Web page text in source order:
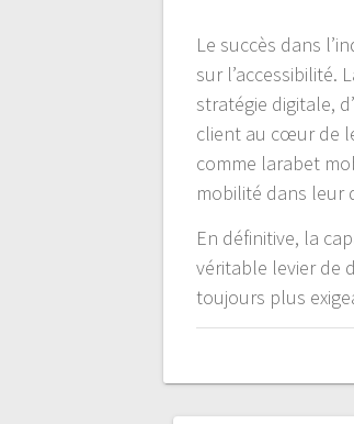
Le succès dans
sur l’accessibilité.
stratégie digitale,
client au cœur de
comme larabet
mobilité dans leur
En définitive, la
véritable levier de
toujours plus